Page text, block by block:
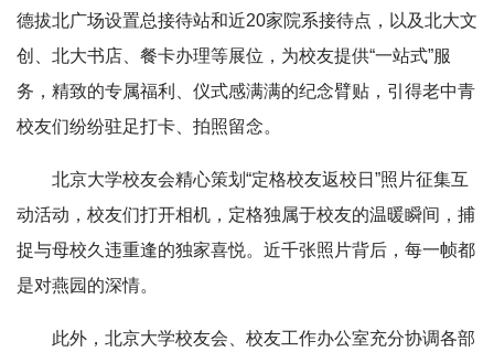
德拔北广场设置总接待站和近20家院系接待点，以及北大文
创、北大书店、餐卡办理等展位，为校友提供“一站式”服
务，精致的专属福利、仪式感满满的纪念臂贴，引得老中青
校友们纷纷驻足打卡、拍照留念。
北京大学校友会精心策划“定格校友返校日”照片征集互
动活动，校友们打开相机，定格独属于校友的温暖瞬间，捕
捉与母校久违重逢的独家喜悦。近千张照片背后，每一帧都
是对燕园的深情。
此外，北京大学校友会、校友工作办公室充分协调各部